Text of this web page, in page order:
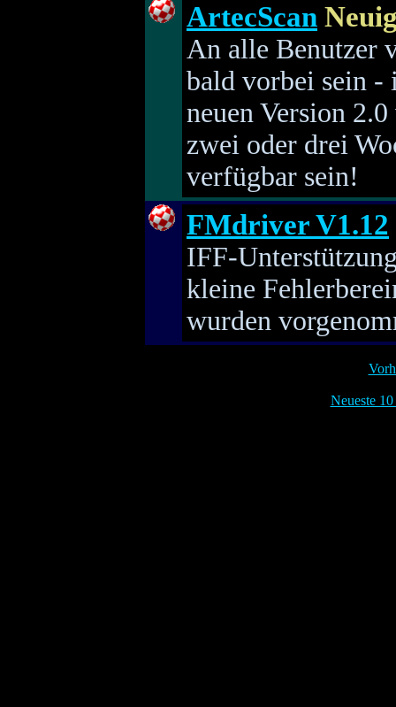
ArtecScan
An alle Benutzer
bald vorbei sein -
neuen Version
zwei oder drei
verfügbar sein!
FMdriver V1.12
IFF-
kleine
wurden
Neueste